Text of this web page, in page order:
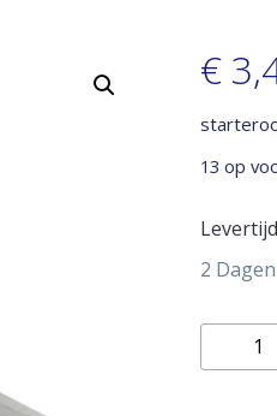
€
13 op
Levertijd
2 Dagen